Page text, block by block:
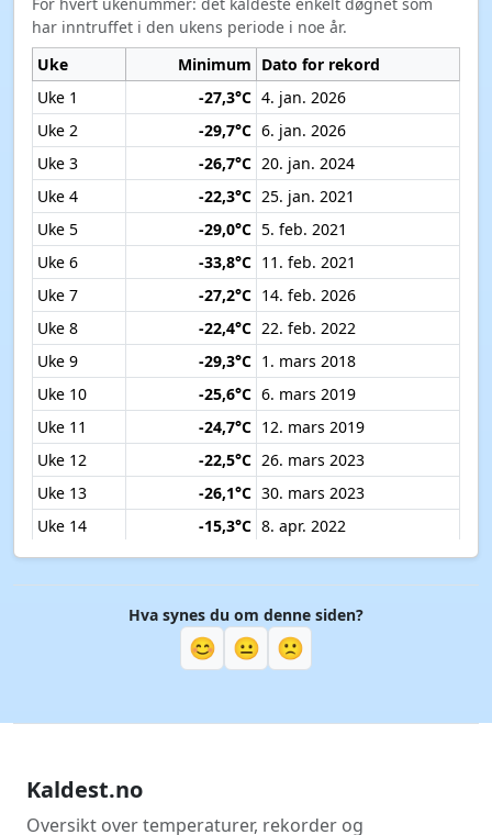
har inntruffet i den ukens periode i noe år.
Uke
Minimum Dato for rekord
Uke 1
-27,3°C 4. jan. 2026
Uke 2
-29,7°C 6. jan. 2026
Uke 3
-26,7°C 20. jan. 2024
Uke 4
-22,3°C 25. jan. 2021
Uke 5
-29,0°C 5. feb. 2021
Uke 6
-33,8°C 11. feb. 2021
Uke 7
-27,2°C 14. feb. 2026
Uke 8
-22,4°C 22. feb. 2022
Uke 9
-29,3°C 1. mars 2018
Uke 10
-25,6°C 6. mars 2019
Uke 11
-24,7°C 12. mars 2019
Uke 12
-22,5°C 26. mars 2023
Uke 13
-26,1°C 30. mars 2023
Uke 14
-15,3°C 8. apr. 2022
Uke 15
-13,1°C 11. apr. 2019
Uke 16
-9,6°C 15. apr. 2019
-8,7°C 25. apr. 2017
-8,0°C
7. mai 2021
Uke 20
-4,9°C 12. mai 2026
Uke 22
Uke 23
-2,3°C 6. juni 2022
Hva synes du om denne siden?
😊 😐 🙁
Kaldest.no
Oversikt over temperaturer, rekorder og